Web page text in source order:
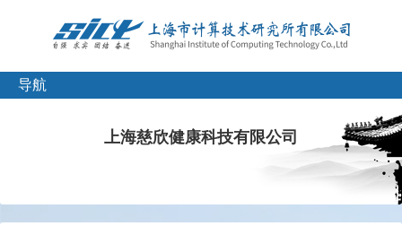
导航
上海慈欣健康科技有限公司